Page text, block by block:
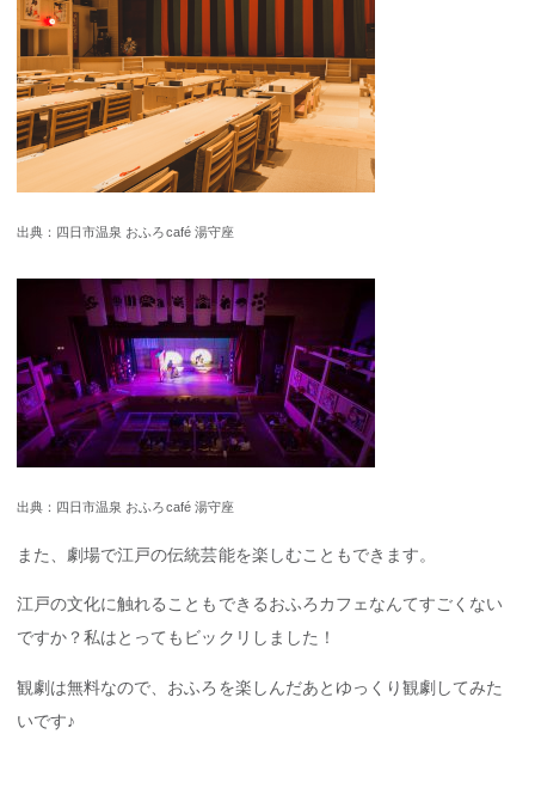
出典：四日市温泉 おふろcafé 湯守座
出典：四日市温泉 おふろcafé 湯守座
また、劇場で江戸の伝統芸能を楽しむこともできます。
江戸の文化に触れることもできるおふろカフェなんてすごくない
ですか？私はとってもビックリしました！
観劇は無料なので、おふろを楽しんだあとゆっくり観劇してみた
いです♪